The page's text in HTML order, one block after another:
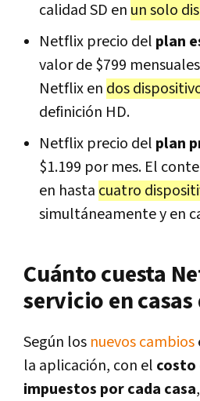
calidad SD en un solo
Netflix precio del plan
valor de $799
Netflix en dos
definición HD.
Netflix precio del plan
$1.199 por mes. El
en hasta cuatro
simultáneamente y en
Cuánto cuesta
servicio en
Según los nuevos cambios
la aplicación, con el costo
impuestos por cada casa